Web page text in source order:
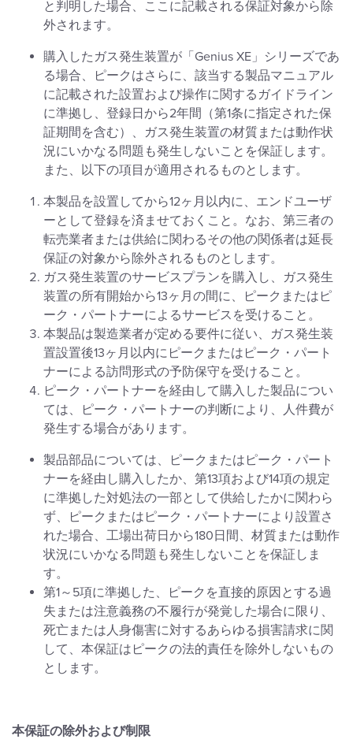
と判明した場合、ここに記載される保証対象から除
外されます。
購入したガス発生装置が「Genius XE」シリーズであ
る場合、ピークはさらに、該当する製品マニュアル
に記載された設置および操作に関するガイドライン
に準拠し、登録日から2年間（第1条に指定された保
証期間を含む）、ガス発生装置の材質または動作状
況にいかなる問題も発生しないことを保証します。
また、以下の項目が適用されるものとします。
本製品を設置してから12ヶ月以内に、エンドユーザ
ーとして登録を済ませておくこと。なお、第三者の
転売業者または供給に関わるその他の関係者は延長
保証の対象から除外されるものとします。
ガス発生装置のサービスプランを購入し、ガス発生
装置の所有開始から13ヶ月の間に、ピークまたはピ
ーク・パートナーによるサービスを受けること。
本製品は製造業者が定める要件に従い、ガス発生装
置設置後13ヶ月以内にピークまたはピーク・パート
ナーによる訪問形式の予防保守を受けること。
ピーク・パートナーを経由して購入した製品につい
ては、ピーク・パートナーの判断により、人件費が
発生する場合があります。
製品部品については、ピークまたはピーク・パート
ナーを経由し購入したか、第13項および14項の規定
に準拠した対処法の一部として供給したかに関わら
ず、ピークまたはピーク・パートナーにより設置さ
れた場合、工場出荷日から180日間、材質または動作
状況にいかなる問題も発生しないことを保証しま
す。
第1～5項に準拠した、ピークを直接的原因とする過
失または注意義務の不履行が発覚した場合に限り、
死亡または人身傷害に対するあらゆる損害請求に関
して、本保証はピークの法的責任を除外しないもの
とします。
本保証の除外および制限